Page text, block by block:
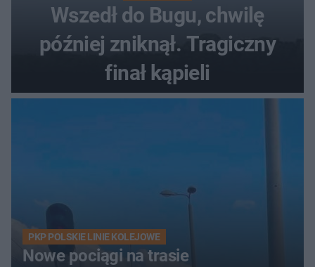
Wszedł do Bugu, chwilę
później zniknął. Tragiczny
finał kąpieli
PKP POLSKIE LINIE KOLEJOWE
Nowe pociągi na trasie